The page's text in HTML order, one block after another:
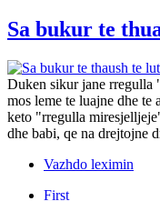
Sa bukur te
Duken sikur jane rregulla
mos leme te luajne dhe te
keto "rregulla
dhe babi, qe na drejtojne
Vazhdo leximin
First